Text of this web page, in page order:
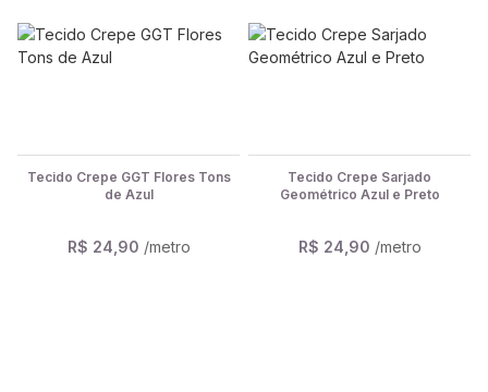
Tecido Crepe GGT Flores Tons
de Azul
R$ 24,90 /metro
Tecido Crepe Sarjado
Geométrico Azul e Preto
R$ 24,90 /metro